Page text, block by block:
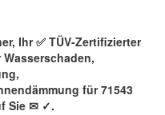
Ihr ✅ TÜV-Zertifizierter
für 71543
Sie ✉ ✓️.